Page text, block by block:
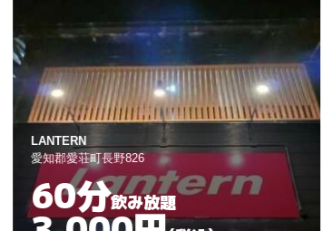
Room
東近江市東沖野1-7-6
60分飲み放題